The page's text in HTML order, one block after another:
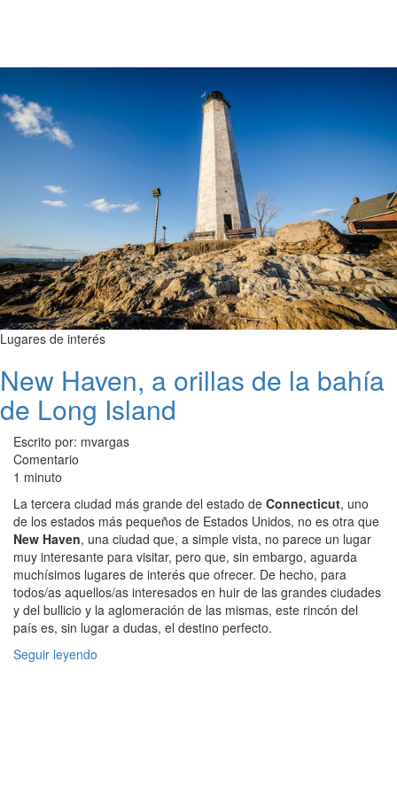
Lugares de interés
New Haven, a orillas de la bahía
de Long Island
Escrito por: mvargas
Comentario
1 minuto
La tercera ciudad más grande del estado de Connecticut, uno
de los estados más pequeños de Estados Unidos, no es otra que
New Haven, una ciudad que, a simple vista, no parece un lugar
muy interesante para visitar, pero que, sin embargo, aguarda
muchísimos lugares de interés que ofrecer. De hecho, para
todos/as aquellos/as interesados en huir de las grandes ciudades
y del bullicio y la aglomeración de las mismas, este rincón del
país es, sin lugar a dudas, el destino perfecto.
Seguir leyendo